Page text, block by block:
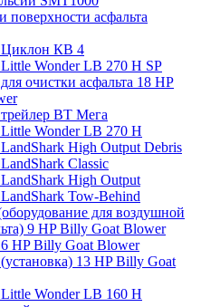
поверхности асфальта
Циклон КВ 4
Wonder LB 270 H SP
очистки асфальта 18 HP
ВТ Мега
Wonder LB 270 H
High Оutput Debris
Classic
High Output
Tow-Behind
для воздушной
9 HP Billy Goat Blower
HP Billy Goat Blower
13 HP Billy Goat
Wonder LB 160 H